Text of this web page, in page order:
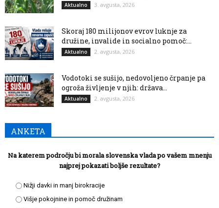
Aktualno 3. avgusta, 2026
Skoraj 180 milijonov evrov luknje za
družine, invalide in socialno pomoč:...
Aktualno 2. avgusta, 2026
Vodotoki se sušijo, nedovoljeno črpanje pa
ogroža življenje v njih: država...
Aktualno 2. avgusta, 2026
ANKETA
Na katerem področju bi morala slovenska vlada po vašem mnenju
najprej pokazati boljše rezultate?
Nižji davki in manj birokracije
Višje pokojnine in pomoč družinam